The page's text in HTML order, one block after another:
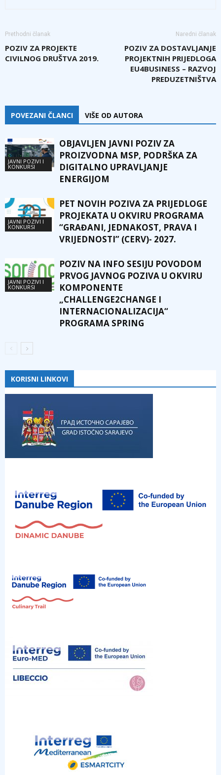
Prethodni članak
POZIV ZA PROJEKTE
CIVILNOG DRUŠTVA 2019.
Naredni članak
POZIV ZA DOSTAVLJANJE
PROJEKTNIH PRIJEDLOGA
EU4BUSINESS – RAZVOJ
PREDUZETNIŠTVA
POVEZANI ČLANCI VIŠE OD AUTORA
JAVNI POZIVI I
KONKURSI
OBJAVLJEN JAVNI POZIV ZA
PROIZVODNA MSP, PODRŠKA ZA
DIGITALNO UPRAVLJANJE
ENERGIJOM
JAVNI POZIVI I
KONKURSI
PET NOVIH POZIVA ZA PRIJEDLOGE
PROJEKATA U OKVIRU PROGRAMA
“GRAĐANI, JEDNAKOST, PRAVA I
VRIJEDNOSTI” (CERV)- 2027.
JAVNI POZIVI I
KONKURSI
POZIV NA INFO SESIJU POVODOM
PRVOG JAVNOG POZIVA U OKVIRU
KOMPONENTE
„CHALLENGE2CHANGE I
INTERNACIONALIZACIJA“
PROGRAMA SPRING
KORISNI LINKOVI